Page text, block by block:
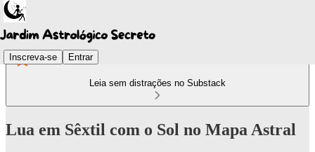
Inscreva-se Entrar
Leia sem distrações no Substack
Lua em Sêxtil com o Sol no Mapa Astral